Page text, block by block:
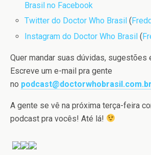
Brasil no Facebook
Twitter do Doctor Who Brasil (
Instagram do Doctor Who Brasil (
Quer mandar suas dúvidas, sugestões
Escreve um e-mail pra gente
no podcast@doctorwhobrasil.com.br
A gente se vê na próxima terça-feira
podcast pra vocês! Até lá!